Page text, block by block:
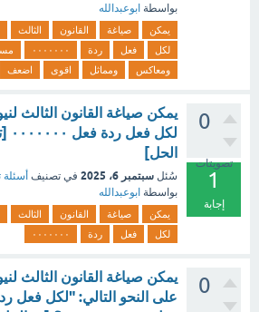
بواسطة ابوعبدالله
يمكن صياغة القانون الثالث
لكل
فعل ردة ٠٠٠٠٠٠٠
ومعاكس
ومماثل اقوى اضعف
0
تصويتات
1
إجابة
يمكن صياغة القانون الثالث
لكل
الحل]
سُئل سبتمبر 6، 2025 في تصنيف أسئلة
بواسطة ابوعبدالله
يمكن صياغة القانون الثالث
لكل
فعل ردة ٠٠٠٠٠٠٠
0
يمكن صياغة القانون الثالث
على النحو التالي: "لكل فعل رد